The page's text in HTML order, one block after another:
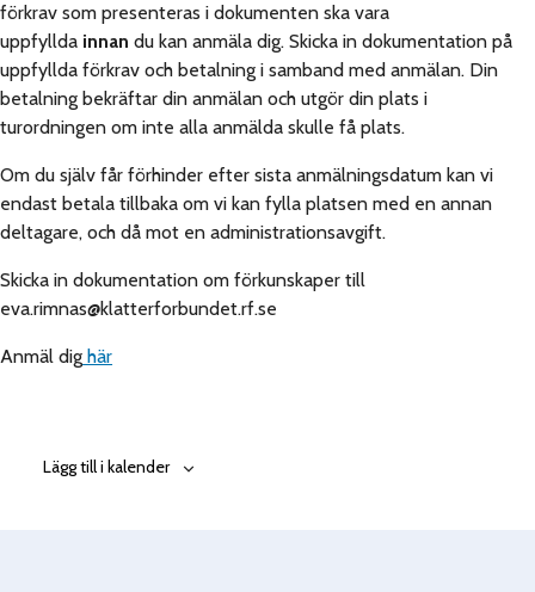
förkrav som presenteras i dokumenten ska vara
uppfyllda innan du kan anmäla dig. Skicka in dokumentation på
uppfyllda förkrav och betalning i samband med anmälan. Din
betalning bekräftar din anmälan och utgör din plats i
turordningen om inte alla anmälda skulle få plats.
Om du själv får förhinder efter sista anmälningsdatum kan vi
endast betala tillbaka om vi kan fylla platsen med en annan
deltagare, och då mot en administrationsavgift.
Skicka in dokumentation om förkunskaper till
eva.rimnas@klatterforbundet.rf.se
Anmäl dig här
Lägg till i kalender